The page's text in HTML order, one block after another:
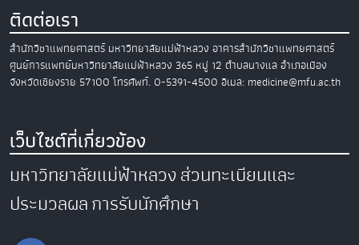
ติดต่อเรา
สำนักวิชาแพทยศาสตร์ มหาวิทยาลัยแม่ฟ้าหลวง อาคารสำนักวิชาแพทยศาสตร์
ศูนย์การแพทย์มหาวิทยาลัยแม่ฟ้าหลวง 365 หมู่ 12 ตำบลนางแล อำเภอเมือง
จังหวัดเชียงราย 57100 โทรศัพท์. 0-5391-4500 อีเมล: medicine@mfu.ac.th
เว็บไซต์ที่เกี่ยวข้อง
มหาวิทยาลัยแม่ฟ้าหลวงส่วนทะเบียนและ
ประมวลผลการรับนักศึกษา